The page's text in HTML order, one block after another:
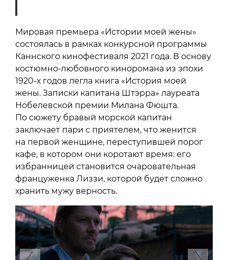
Мировая премьера «Истории моей жены»
состоялась в рамках конкурсной программы
Каннского кинофестиваля 2021 года. В основу
костюмно-любовного киноромана из эпохи
1920-х годов легла книга «История моей
жены. Записки капитана Штэрра» лауреата
Нобелевской премии Милана Фюшта.
По сюжету бравый морской капитан
заключает пари с приятелем, что женится
на первой женщине, переступившей порог
кафе, в котором они коротают время: его
избранницей становится очаровательная
француженка Лиззи, которой будет сложно
хранить мужу верность.
Previous Next